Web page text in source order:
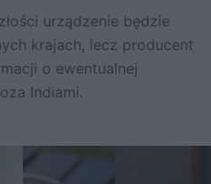
urządzenie będzie
krajach, lecz producent
o ewentualnej
Indiami.